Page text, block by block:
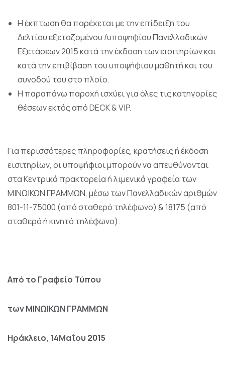
Η έκπτωση θα παρέχεται με την επίδειξη του
Δελτίου εξεταζομένου /υποψηφίου Πανελλαδικών
Εξετάσεων 2015 κατά την έκδοση των εισιτηρίων και
κατά την επιβίβαση του υποψήφιου μαθητή και του
συνοδού του στο πλοίο.
Η παραπάνω παροχή ισχύει για όλες τις κατηγορίες
θέσεων εκτός από DECK & VIP.
Για περισσότερες πληροφορίες, κρατήσεις ή έκδοση
εισιτηρίων, οι υποψήφιοι μπορούν να απευθύνονται
στα Κεντρικά πρακτορεία ή λιμενικά γραφεία των
ΜΙΝΩΙΚΩΝ ΓΡΑΜΜΩΝ, μέσω των Πανελλαδικών αριθμών
801-11-75000 (από σταθερό τηλέφωνο) & 18175 (από
σταθερό ή κινητό τηλέφωνο).
Από το Γραφείο Τύπου
τωνΜΙΝΩΙΚΩΝ ΓΡΑΜΜΩΝ
Ηράκλειο, 14Μαΐου 2015